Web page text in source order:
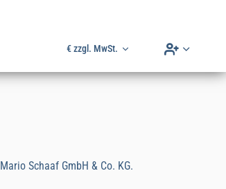
€ zzgl. MwSt. Account-
Mario Schaaf GmbH & Co. KG.